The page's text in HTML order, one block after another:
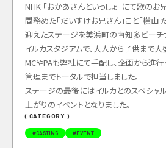
( CATEGORY )
#CASTING #EVENT
NHK 「おかあさんといっしょ」にて歌の
間務めた「だいすけお兄さん」こと「横山
迎えたステージを美浜町の南知多ビーチ
イルカスタジアムで、大人から子供まで大
MCやPAも弊社にて手配し、企画から進
管理までトータルで担当しました。
ステージの最後にはイルカとのスペシャ
上がりのイベントとなりました。